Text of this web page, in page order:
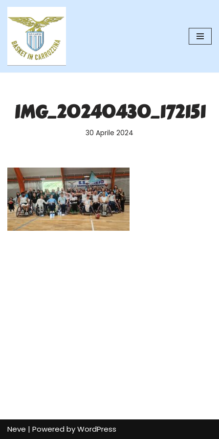
contenuto
IMG_20240430_172151
30 Aprile 2024
Neve | Powered byWordPress